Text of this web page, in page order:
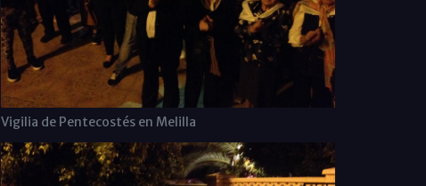
Vigilia de Pentecostés en Melilla